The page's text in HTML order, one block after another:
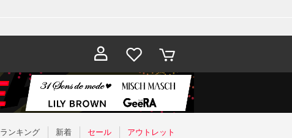
お気に入
り
カート
ランキング 新着 セール アウトレット